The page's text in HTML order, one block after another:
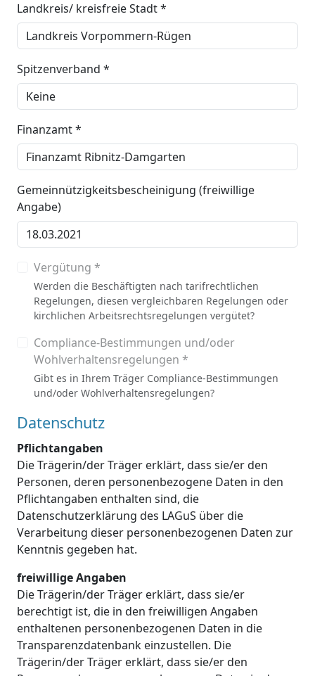
Landkreis/ kreisfreie Stadt *
Spitzenverband *
Finanzamt *
Gemeinnützigkeitsbescheinigung (freiwillige
Angabe)
Vergütung *
Werden die Beschäftigten nach tarifrechtlichen
Regelungen, diesen vergleichbaren Regelungen oder
kirchlichen Arbeitsrechtsregelungen vergütet?
Compliance-Bestimmungen und/oder
Wohlverhaltensregelungen *
Gibt es in Ihrem Träger Compliance-Bestimmungen
und/oder Wohlverhaltensregelungen?
Datenschutz
Pflichtangaben
Die Trägerin/der Träger erklärt, dass sie/er den
Personen, deren personenbezogene Daten in den
Pflichtangaben enthalten sind, die
Datenschutzerklärung des LAGuS über die
Verarbeitung dieser personenbezogenen Daten zur
Kenntnis gegeben hat.
freiwillige Angaben
Die Trägerin/der Träger erklärt, dass sie/er
berechtigt ist, die in den freiwilligen Angaben
enthaltenen personenbezogenen Daten in die
Transparenzdatenbank einzustellen. Die
Trägerin/der Träger erklärt, dass sie/er den